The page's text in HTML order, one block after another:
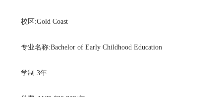
校区:Gold Coast
专业名称:Bachelor of Early Childhood Education
学制:3年